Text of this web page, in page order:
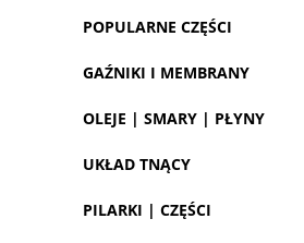
POPULARNE CZĘŚCI
GAŹNIKI I MEMBRANY
OLEJE | SMARY | PŁYNY
UKŁAD TNĄCY
PILARKI | CZĘŚCI